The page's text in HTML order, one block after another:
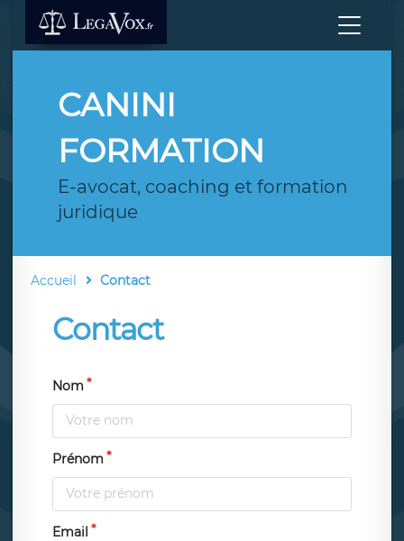
CANINI
FORMATION
E-avocat, coaching et formation
juridique
Accueil Contact
Contact
Nom
Prénom
Email